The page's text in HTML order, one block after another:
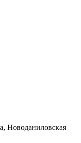
Новоданиловская